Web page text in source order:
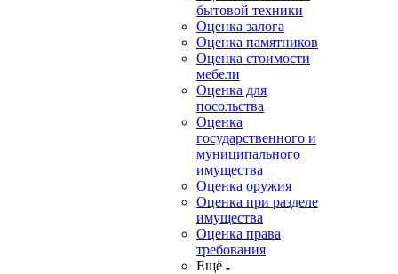
бытовой техники
Оценка залога
Оценка памятников
Оценка стоимости
мебели
Оценка для
посольства
Оценка
государственного и
муниципального
имущества
Оценка оружия
Оценка при разделе
имущества
Оценка права
требования
Ещё